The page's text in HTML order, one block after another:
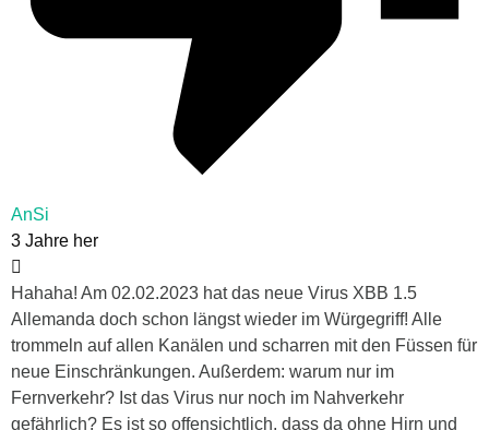
AnSi
3 Jahre her
Hahaha! Am 02.02.2023 hat das neue Virus XBB 1.5
Allemanda doch schon längst wieder im Würgegriff! Alle
trommeln auf allen Kanälen und scharren mit den Füssen für
neue Einschränkungen. Außerdem: warum nur im
Fernverkehr? Ist das Virus nur noch im Nahverkehr
gefährlich? Es ist so offensichtlich, dass da ohne Hirn und